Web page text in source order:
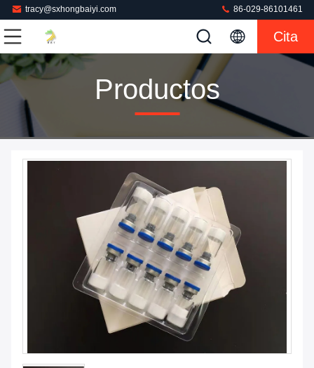
tracy@sxhongbaiyi.com 86-029-86101461
Cita
Productos